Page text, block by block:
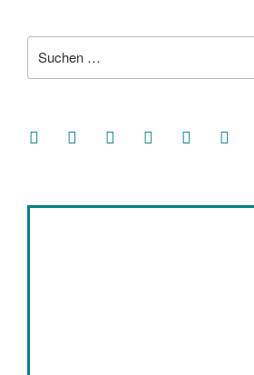
nach:
facebooksoundcloud
twitter mastodoninstagramthreads